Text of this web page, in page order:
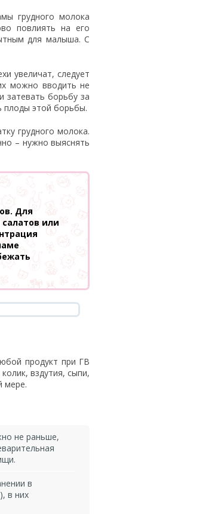
грудного молока
повлиять на его
для малыша. С
увеличат, следует
можно вводить не
затевать борьбу за
плоды этой борьбы.
грудного молока.
– нужно выяснять
Для
или
продукт при ГВ
вздутия, сыпи,
мере.
не раньше,
в
в них